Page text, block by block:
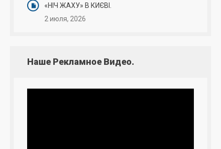
«НІЧ ЖАХУ» В КИЄВІ.
2 июля, 2026
Наше Рекламное Видео.